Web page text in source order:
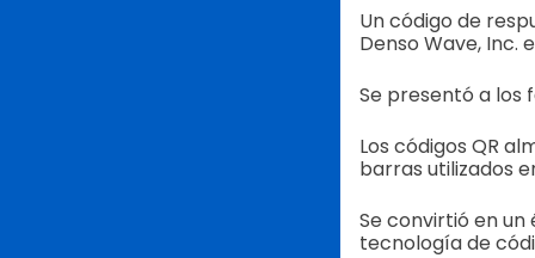
Un código de
Denso Wave, Inc.
Se presentó a los
Los códigos QR
barras utilizados
Se convirtió en un
tecnología de